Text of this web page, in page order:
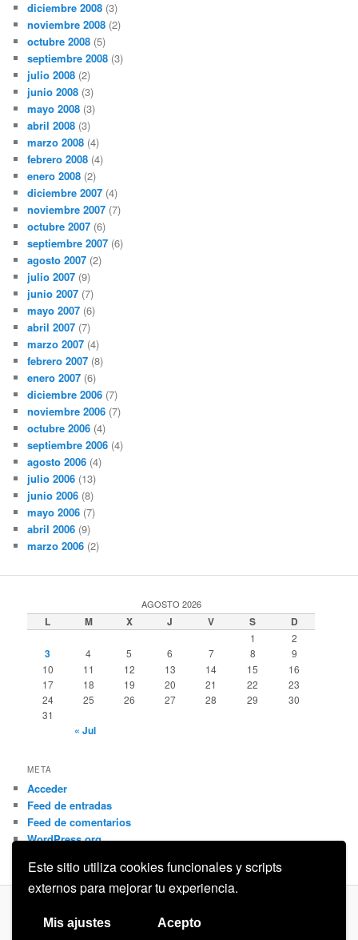
Este sitio utiliza cookies funcionales y scripts
externos para mejorar tu experiencia.
Mis ajustes Acepto
diciembre 2008 (3)
noviembre 2008 (2)
octubre 2008 (5)
septiembre 2008 (3)
julio 2008 (2)
junio 2008 (3)
mayo 2008 (3)
abril 2008 (3)
marzo 2008 (4)
febrero 2008 (4)
enero 2008 (2)
diciembre 2007 (4)
noviembre 2007 (7)
octubre 2007 (6)
septiembre 2007 (6)
agosto 2007 (2)
julio 2007 (9)
junio 2007 (7)
mayo 2007 (6)
abril 2007 (7)
marzo 2007 (4)
febrero 2007 (8)
enero 2007 (6)
diciembre 2006 (7)
noviembre 2006 (7)
octubre 2006 (4)
septiembre 2006 (4)
agosto 2006 (4)
julio 2006 (13)
junio 2006 (8)
mayo 2006 (7)
abril 2006 (9)
marzo 2006 (2)
AGOSTO 2026
L M X J V S D
1 2
3 4 5 6 7 8
9
10
11 12 13 14 15
16
17
18 19 20 21 22
23
24
25 26 27 28 29
30
31
« Jul
META
Acceder
Feed de entradas
Feed de comentarios
WordPress.org
Privacidad Funciona gracias a WordPress